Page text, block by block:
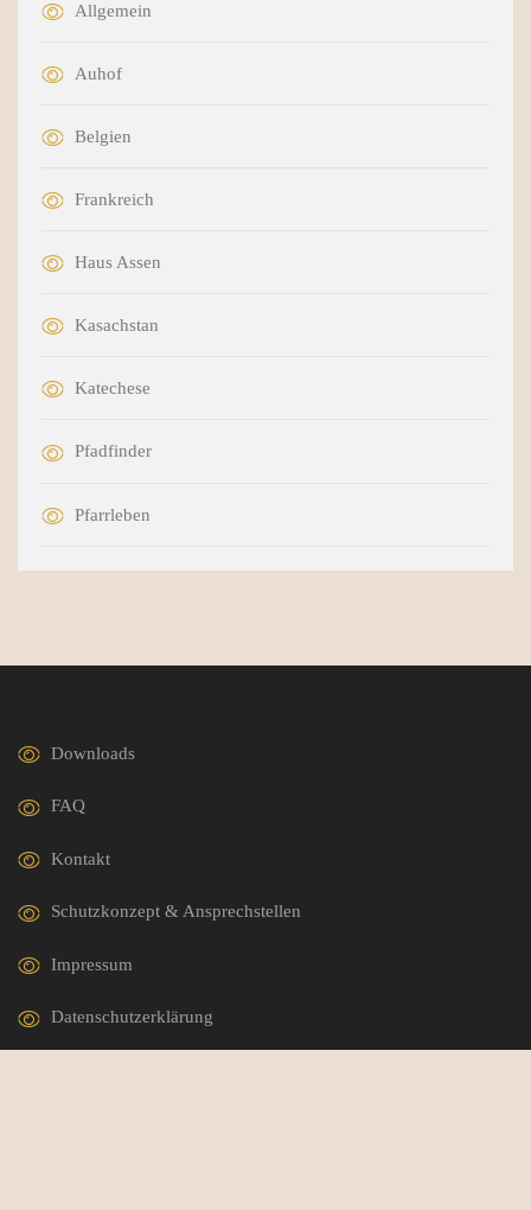
Allgemein
Auhof
Belgien
Frankreich
Haus Assen
Kasachstan
Katechese
Pfadfinder
Pfarrleben
Downloads
FAQ
Kontakt
Schutzkonzept & Ansprechstellen
Impressum
Datenschutzerklärung